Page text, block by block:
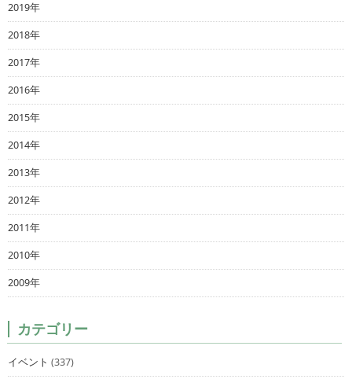
2019年
2018年
2017年
2016年
2015年
2014年
2013年
2012年
2011年
2010年
2009年
カテゴリー
イベント (337)